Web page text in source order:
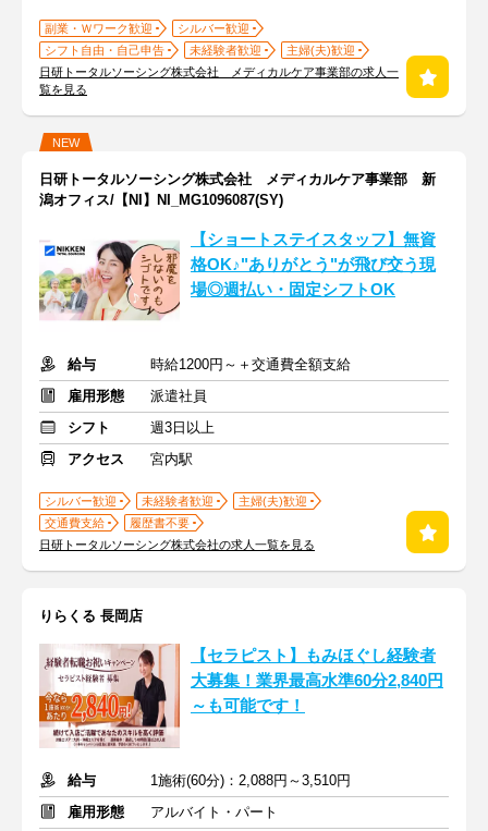
副業・Ｗワーク歓迎
シルバー歓迎
シフト自由・自己申告
未経験者歓迎
主婦(夫)歓迎
日研トータルソーシング株式会社 メディカルケア事業部の求人一
覧を見る
NEW
日研トータルソーシング株式会社 メディカルケア事業部 新
潟オフィス/【NI】NI_MG1096087(SY)
【ショートステイスタッフ】無資
格OK♪"ありがとう"が飛び交う現
場◎週払い・固定シフトOK
給与
時給1200円～＋交通費全額支給
雇用形態
派遣社員
シフト
週3日以上
アクセス
宮内駅
シルバー歓迎 未経験者歓迎
主婦(夫)歓迎
交通費支給
履歴書不要
日研トータルソーシング株式会社の求人一覧を見る
りらくる 長岡店
【セラピスト】もみほぐし経験者
大募集！業界最高水準60分2,840円
～も可能です！
給与
1施術(60分)：2,088円～3,510円
雇用形態
アルバイト・パート